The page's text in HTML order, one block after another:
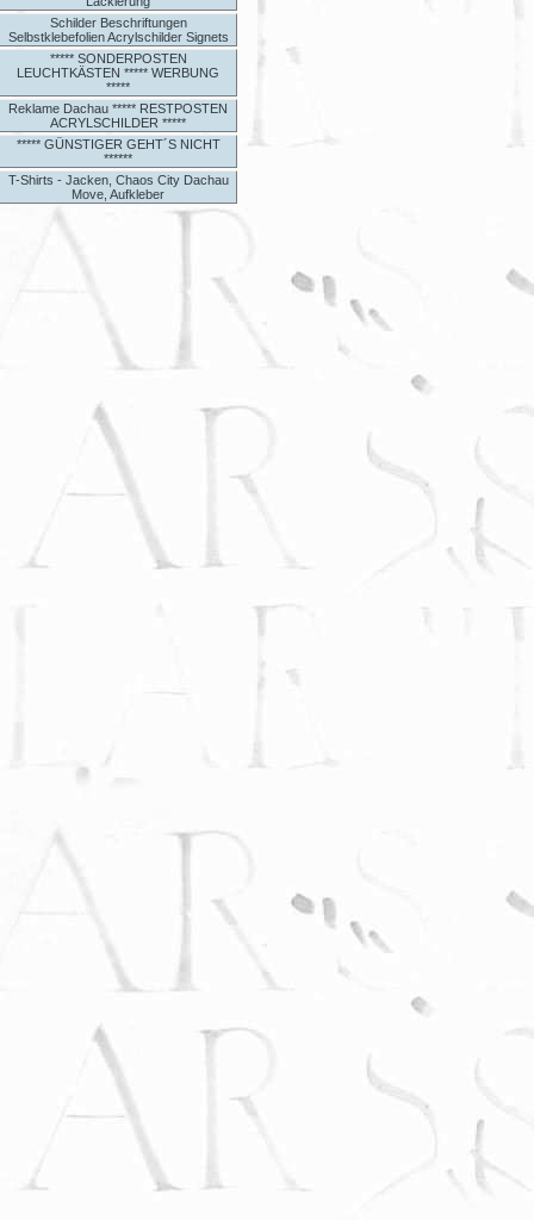
Schilder Beschriftungen
Selbstklebefolien Acrylschilder Signets
***** SONDERPOSTEN
LEUCHTKÄSTEN ***** WERBUNG
*****
Reklame Dachau ***** RESTPOSTEN
ACRYLSCHILDER *****
***** GÜNSTIGER GEHT´S NICHT
******
T-Shirts - Jacken, Chaos City Dachau
Move, Aufkleber